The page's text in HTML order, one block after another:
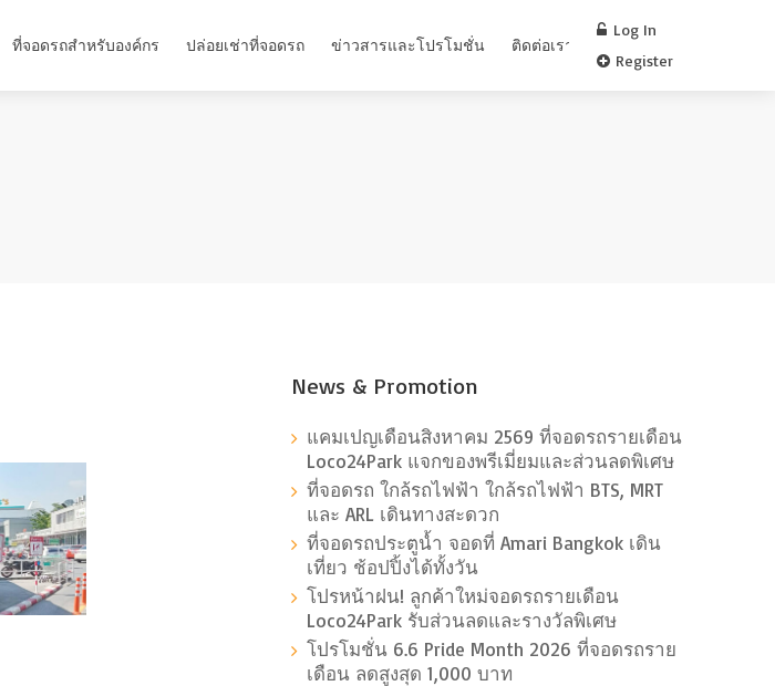
ที่จอดรถสำหรับองค์กร ปล่อยเช่าที่จอดรถ ข่าวสารและโปรโมชั่น ติดต่อเรา
Log In
Register
News & Promotion
แคมเปญเดือนสิงหาคม 2569 ที่จอดรถรายเดือน
Loco24Park แจกของพรีเมี่ยมและส่วนลดพิเศษ
ที่จอดรถ ใกล้รถไฟฟ้า ใกล้รถไฟฟ้า BTS, MRT
และ ARL เดินทางสะดวก
ที่จอดรถประตูน้ำ จอดที่ Amari Bangkok เดิน
เที่ยว ช้อปปิ้งได้ทั้งวัน
โปรหน้าฝน! ลูกค้าใหม่จอดรถรายเดือน
Loco24Park รับส่วนลดและรางวัลพิเศษ
โปรโมชั่น 6.6 Pride Month 2026 ที่จอดรถราย
เดือน ลดสูงสุด 1,000 บาท